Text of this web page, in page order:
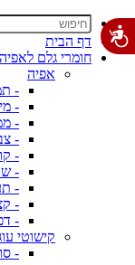
דף הבית
חומרי גלם לאפיה
אפיה
-
-
-
-
-
-
-
-
-
קישוטי
-